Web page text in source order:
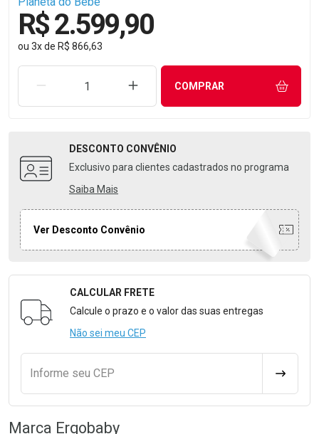
R$ 2.599,90
ou 3xde R$ 866,63
REMOVER UMA UNIDADEAUMENTAR UMA UNIDADE
COMPRAR
DESCONTO CONVÊNIO
Exclusivo para clientes cadastrados no programa
Saiba Mais
Ver Desconto Convênio
Formulário para Calcular o Frete
CALCULAR FRETE
Calcule o prazo e o valor das suas entregas
Não sei meu CEP
Informe seu CEP
Marca Ergobaby